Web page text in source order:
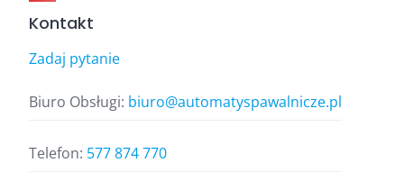
Kontakt
Zadaj pytanie
Biuro Obsługi: biuro@automatyspawalnicze.pl
Telefon: 577 874 770